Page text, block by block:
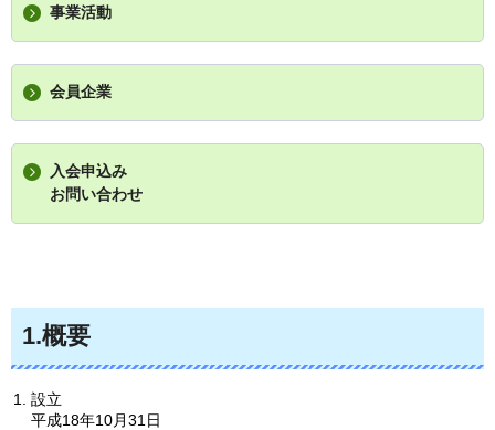
事業活動
会員企業
入会申込み
お問い合わせ
1.概要
設立
平成18年10月31日